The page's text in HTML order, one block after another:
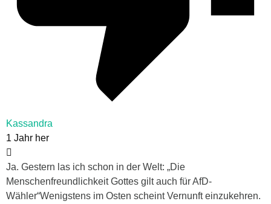
Kassandra
1 Jahr her
Ja. Gestern las ich schon in der Welt: „Die
Menschenfreundlichkeit Gottes gilt auch für AfD-
Wähler“Wenigstens im Osten scheint Vernunft einzukehren.